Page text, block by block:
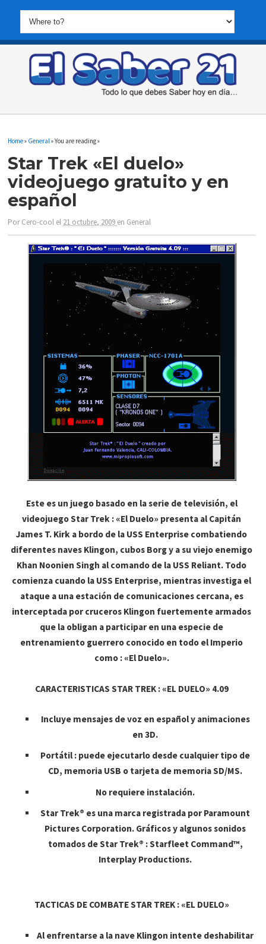
Home» General » You are reading »
Star Trek «El duelo»
videojuego gratuito y en
español
PorCero-cool el 21 octubre, 2009 en General
Este es un juego basado en la serie de televisión, el
videojuego Star Trek : «El Duelo» presenta al Capitán
James T. Kirk a bordo de la USS Enterprise combatiendo
diferentes naves Klingon, cubos Borg y a su viejo enemigo
Khan Noonien Singh al comando de la USS Reliant. Todo
comienza cuando la USS Enterprise, mientras investiga el
ataque a una estación de comunicaciones cercana, es
interceptada por cruceros Klingon fuertemente armados
que la obligan a participar en una especie de
entrenamiento guerrero conocido en todo el Imperio
como : «El Duelo».
CARACTERISTICAS STAR TREK : «EL DUELO» 4.09
Incluye mensajes de voz en español y animaciones
en 3D.
Portátil : puede ejecutarlo desde cualquier tipo de
CD, memoria USB o tarjeta de memoria SD/MS.
No requiere instalación.
Star Trek® es una marca registrada por Paramount
Pictures Corporation. Gráficos y algunos sonidos
tomados de Star Trek® : Starfleet Command™,
Interplay Productions.
TACTICAS DE COMBATE STAR TREK : «EL DUELO»
Al enfrentarse a la nave Klingon intente deshabilitar